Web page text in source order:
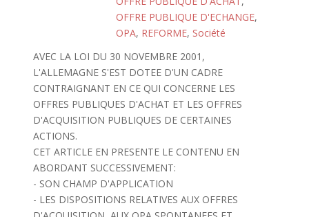
OFFRE PUBLIQUE D'ECHANGE,
OPA, REFORME, Société
AVEC LA LOI DU 30 NOVEMBRE 2001,
L'ALLEMAGNE S'EST DOTEE D'UN CADRE
CONTRAIGNANT EN CE QUI CONCERNE LES
OFFRES PUBLIQUES D'ACHAT ET LES OFFRES
D'ACQUISITION PUBLIQUES DE CERTAINES
ACTIONS.
CET ARTICLE EN PRESENTE LE CONTENU EN
ABORDANT SUCCESSIVEMENT:
- SON CHAMP D'APPLICATION
- LES DISPOSITIONS RELATIVES AUX OFFRES